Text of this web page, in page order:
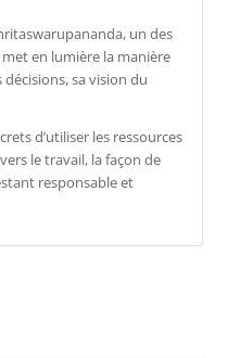
un des
en lumière la manière
sa vision du
d’utiliser les ressources
le travail, la façon de
responsable et